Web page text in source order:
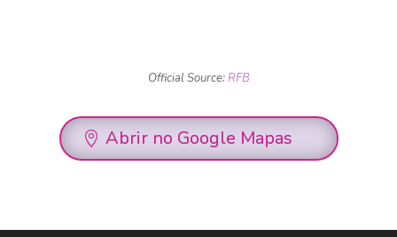
Official Source:RFB
Abrir no Google Mapas